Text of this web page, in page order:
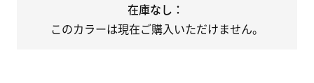
在庫なし：
このカラーは現在ご購入いただけません。